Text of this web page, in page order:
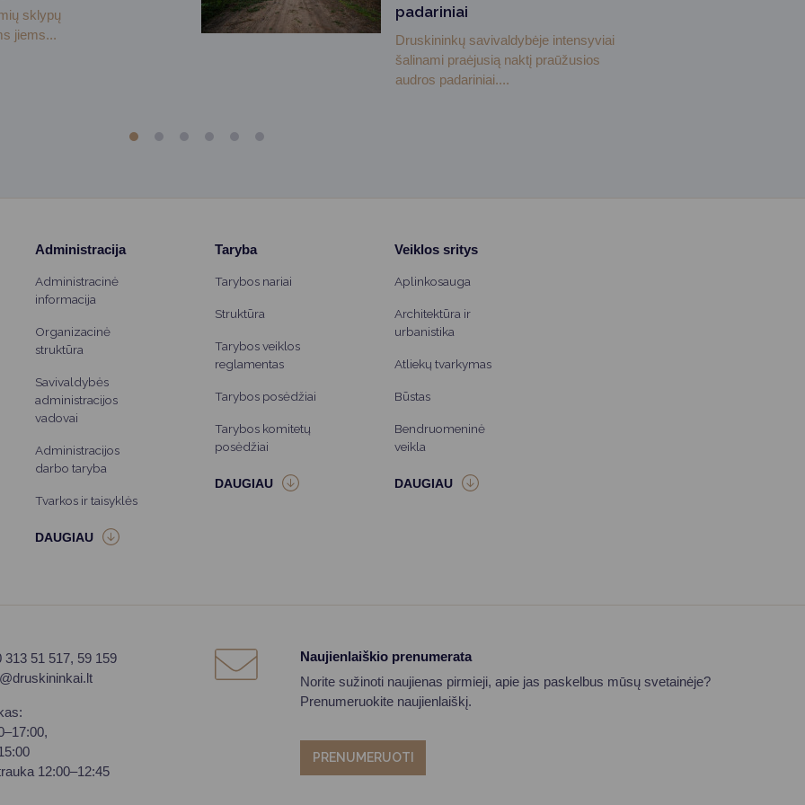
sklypų
jiems...
padariniai
Druskininkų savivaldybėje intensyviai
šalinami praėjusią naktį praūžusios
audros padariniai....
Administracija
Administracinė
informacija
Organizacinė
struktūra
Savivaldybės
administracijos
vadovai
Administracijos
darbo taryba
Tvarkos ir taisyklės
Taryba
Tarybos nariai
Struktūra
Tarybos veiklos
reglamentas
Tarybos posėdžiai
Tarybos komitetų
posėdžiai
Veiklos sritys
Aplinkosauga
Architektūra ir
urbanistika
Atliekų tvarkymas
Būstas
Bendruomeninė
veikla
313 51 517, 59 159
12:00–12:45
Naujienlaiškio prenumerata
Norite sužinoti naujienas pirmieji, apie jas paskelbus mūsų svetainėje?
Prenumeruokite naujienlaiškį.
PRENUMERUOTI